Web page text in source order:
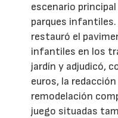
escenario
parques
restauró el
infantiles en los
jardín y adjudicó,
euros, la
remodelación
juego situadas